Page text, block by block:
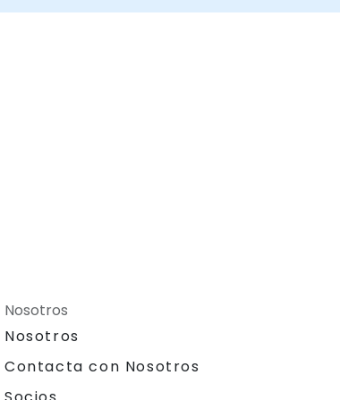
Nosotros
Nosotros
Contacta con Nosotros